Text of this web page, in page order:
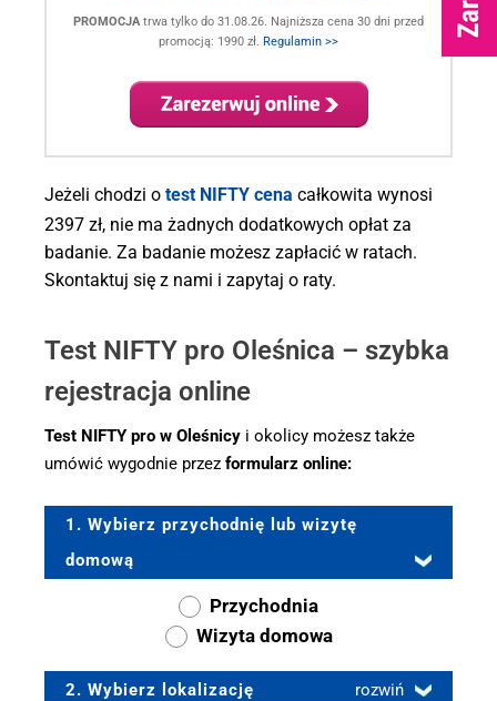
PROMOCJAtrwa tylko do 31.08.26. Najniższa cena 30 dni przed
promocją: 1990 zł. Regulamin >>
Jeżeli chodzi o test NIFTY cena całkowita wynosi
2397 zł, nie ma żadnych dodatkowych opłat za
badanie. Za badanie możesz zapłacić w ratach.
Skontaktuj się z nami i zapytaj o raty.
Test NIFTY pro Oleśnica – szybka
rejestracja online
Test NIFTY pro w Oleśnicy i okolicy możesz także
umówić wygodnie przez formularz online:
1. Wybierz przychodnię lub wizytę
domową
Przychodnia
Wizyta domowa
2. Wybierz lokalizację
rozwiń